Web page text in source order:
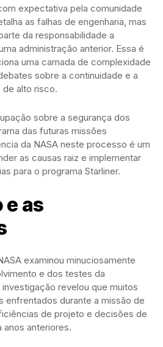
expectativa pela comunidade
as falhas de engenharia, mas
da responsabilidade a
administração anterior. Essa é
uma camada de complexidade
sobre a continuidade e a
alto risco.
sobre a segurança dos
das futuras missões
da NASA neste processo é um
as causas raiz e implementar
para o programa Starliner.
e as
examinou minuciosamente
e dos testes da
revelou que muitos
enfrentados durante a missão de
de projeto e decisões de
anos anteriores.